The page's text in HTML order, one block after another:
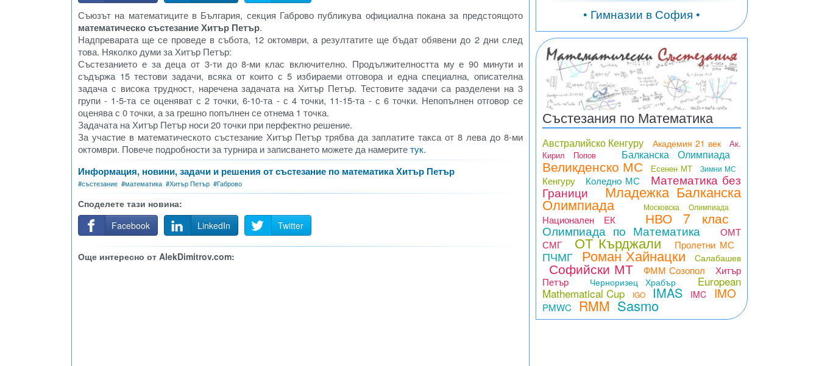
Съюзът на математиците в България, секция Габрово публикува официална покана за предстоящото
математическо състезание Хитър Петър.
Надпреварата ще се проведе в събота, 12 октомври, а резултатите ще бъдат обявени до 2 дни след
това. Няколко думи за Хитър Петър:
Състезанието е за деца от 3-ти до 8-ми клас включително. Продължителността му е 90 минути и
съдържа 15 тестови задачи, всяка от които с 5 избираеми отговора и една специална, описателна
задача с висока трудност, наречена задачата на Хитър Петър. Тестовите задачи са разделени на 3
групи - 1-5-та се оценяват с 2 точки, 6-10-та - с 4 точки, 11-15-та - с 6 точки. Непопълнен отговор се
оценява с 0 точки, а за грешно попълнен се отнема 1 точка.
Задачата на Хитър Петър носи 20 точки при перфектно решение.
За участие в математическото състезание Хитър Петър трябва да заплатите такса от 8 лева до 8-ми
октомври. Повече подробности за турнира и записването можете да намеритетук.
Информация, новини, задачи и решения от състезание по математика Хитър Петър
#състезание #математика #Хитър Петър #Габрово
Споделете тази новина:
Facebook
LinkedIn Twitter
Още интересно от AlekDimitrov.com:
• Гимназии в София •
Състезания по Математика
Австралийско Кенгуру Академия 21 век
Ак.
Кирил Попов
Балканска Олимпиада
Великденско МС Есенен МТ Зимни МС
Кенгуру Коледно МС Математика без
Граници Младежка Балканска
Олимпиада Московска Олимпиада
Национален ЕК НВО 7 клас
Олимпиада по Математика
ОМТ
СМГ
ОТ Кърджали Пролетни МС
ПЧМГ Роман Хайнацки Салабашев
Софийски МТ ФММ Созопол
Хитър
Петър
Черноризец Храбър
European
Mathematical Cup
IGO IMAS IMC IMO
PMWC RMM Sasmo